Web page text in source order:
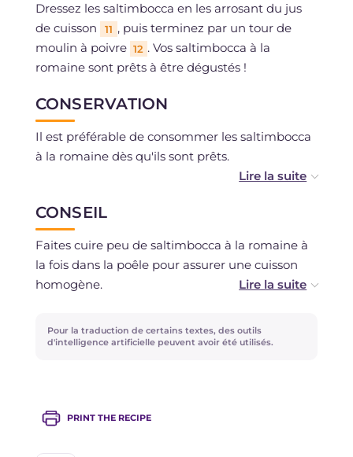
Dressez les saltimbocca en les arrosant du jus
de cuisson
11 , puis terminez par un tour de
moulin à poivre 12 . Vos saltimbocca à la
romaine sont prêts à être dégustés !
CONSERVATION
Il est préférable de consommer les saltimbocca
à la romaine dès qu'ils sont prêts.
CONSEIL
Faites cuire peu de saltimbocca à la romaine à
la fois dans la poêle pour assurer une cuisson
homogène.
Ne prolongez pas trop la cuisson sur le côté du
jambon cru, sinon il sèchera.
Pour la traduction de certains textes, des outils
d'intelligence artificielle peuvent avoir été utilisés.
PRINT THE RECIPE